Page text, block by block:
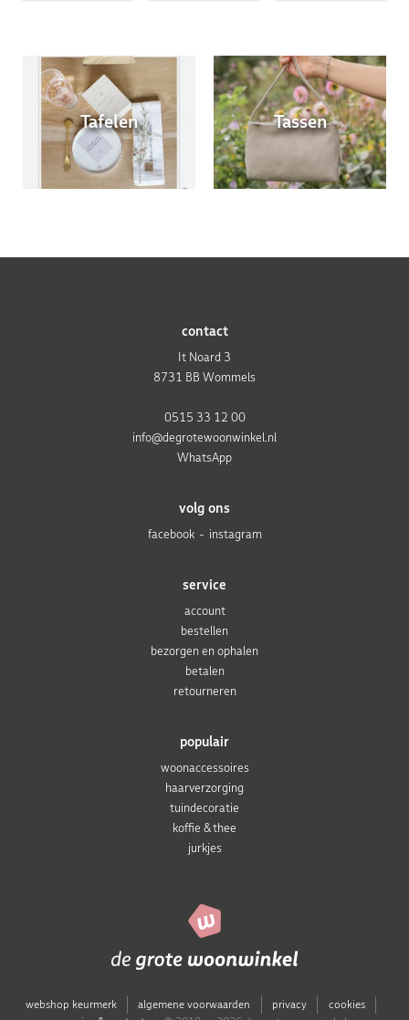
Tafelen Tassen
populair
woonaccessoires
haarverzorging
tuindecoratie
koffie & thee
jurkjes
service
account
bestellen
bezorgen en ophalen
betalen
retourneren
volg ons
facebook
instagram
contact
It Noard 3
8731 BB Wommels
0515 33 12 00
info@degrotewoonwinkel.nl
WhatsApp
webshop keurmerk algemene voorwaarden privacy
cookies